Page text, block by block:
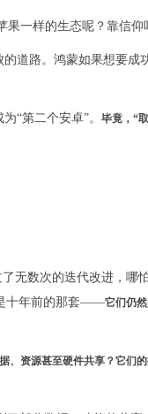
果一样的生态呢？靠信仰
道路。鸿蒙如果想要成
“第二个安卓”。 毕竟，“
无数次的迭代改进，哪
十年前的那套——它们仍
、资源甚至硬件共享？它们